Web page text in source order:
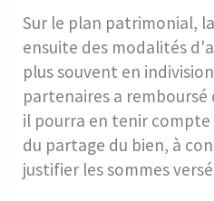
Sur le plan patrimonial,
ensuite des modalités
plus souvent en
partenaires a
il pourra en tenir
du partage du bien, à
justifier les sommes